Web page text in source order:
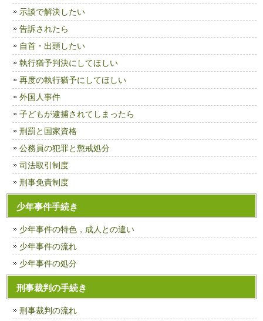
示談で解決したい
告訴されたら
自首・出頭したい
執行猶予判決にしてほしい
再度の執行猶予にしてほしい
外国人事件
子どもが逮捕されてしまったら
刑罰と国家資格
公務員の犯罪と懲戒処分
司法取引制度
刑事免責制度
少年事件手続き
少年事件の特色，成人との違い
少年事件の流れ
少年事件の処分
刑事裁判の手続き
刑事裁判の流れ